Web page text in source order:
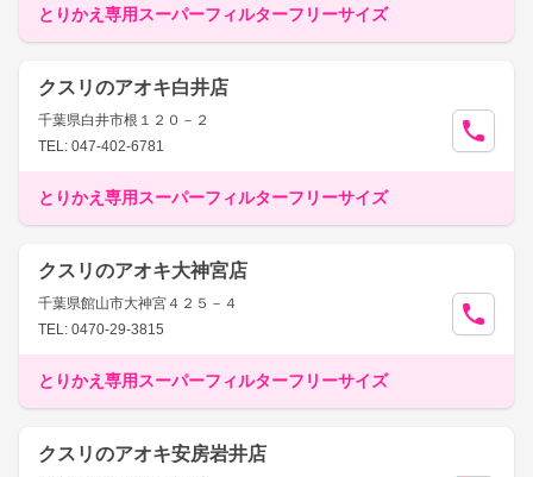
とりかえ専用スーパーフィルターフリーサイズ
クスリのアオキ白井店
千葉県白井市根１２０－２
TEL: 047-402-6781
とりかえ専用スーパーフィルターフリーサイズ
クスリのアオキ大神宮店
千葉県館山市大神宮４２５－４
TEL: 0470-29-3815
とりかえ専用スーパーフィルターフリーサイズ
クスリのアオキ安房岩井店